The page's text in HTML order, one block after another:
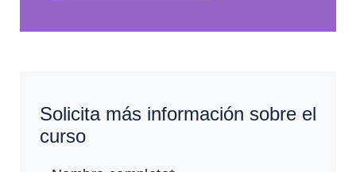
Solicita más información sobre el
curso